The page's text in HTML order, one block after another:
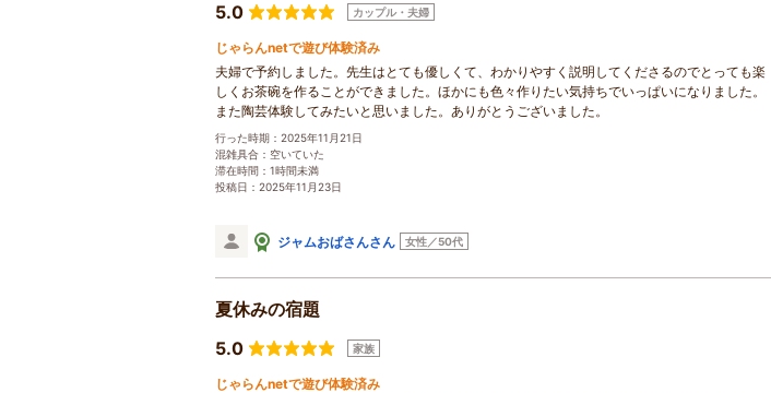
5.0
カップル・夫婦
じゃらんnetで遊び体験済み
夫婦で予約しました。先生はとても優しくて、わかりやすく説明してくださるのでとっても楽
しくお茶碗を作ることができました。ほかにも色々作りたい気持ちでいっぱいになりました。
また陶芸体験してみたいと思いました。ありがとうございました。
行った時期：2025年11月21日
混雑具合：空いていた
滞在時間：1時間未満
投稿日：2025年11月23日
ジャムおばさんさん 女性／50代
夏休みの宿題
5.0
家族
じゃらんnetで遊び体験済み